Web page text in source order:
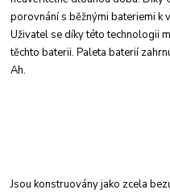
porovnání s běžnými bateriemik
Uživatel se díky této technologii
těchto baterii. Paleta baterií
Ah.
Jsou konstruovány jako zcela